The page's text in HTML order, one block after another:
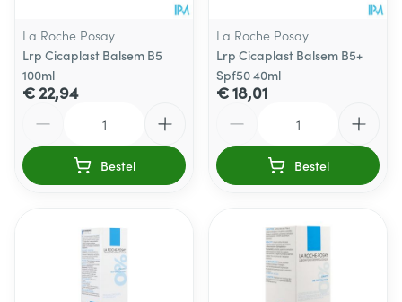
La Roche Posay
Lrp Cicaplast Balsem B5
100ml
€ 22,94
Bestel
La Roche Posay
Lrp Cicaplast Balsem B5+
Spf50 40ml
€ 18,01
Bestel